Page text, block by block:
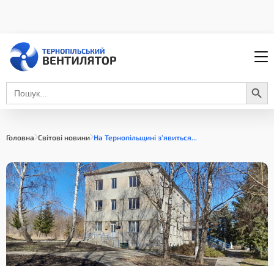
Search
for:
Search Button
Головна Світові новини На Тернопільщині з’явиться...